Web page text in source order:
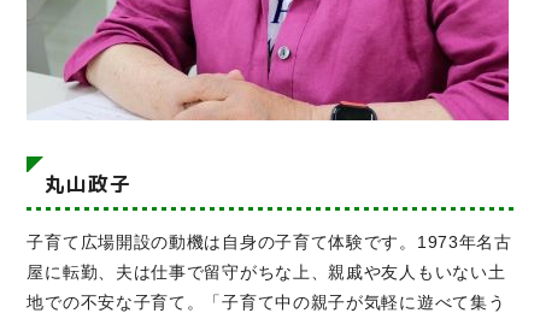
丸山政子
子育て広場開設の動機は自身の子育て体験です。1973年名古
屋に転勤、夫は仕事で留守がちな上、親戚や友人もいない土
地での不安な子育て。「子育て中の親子が気軽に遊べて集う